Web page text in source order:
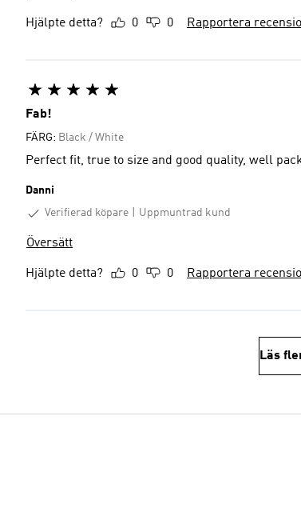
Hjälpte detta? 0 0 Rapportera
Fab!
FÄRG: Black / White
Perfect fit, true to size and good quality, well
Danni
Verifierad köpare
Uppmuntrad kund
Översätt
Hjälpte detta? 0 0 Rapportera
Läs